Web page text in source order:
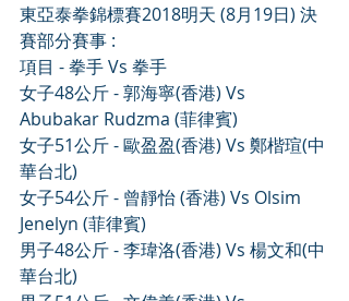
東亞泰拳錦標賽2018明天 (8月19日) 決
賽部分賽事 :
項目 - 拳手 Vs 拳手
女子48公斤 - 郭海寧(香港) Vs
Abubakar Rudzma (菲律賓)
女子51公斤 - 歐盈盈(香港) Vs 鄭楷瑄(中
華台北)
女子54公斤 - 曾靜怡 (香港) Vs Olsim
Jenelyn (菲律賓)
男子48公斤 - 李瑋洛(香港) Vs 楊文和(中
華台北)